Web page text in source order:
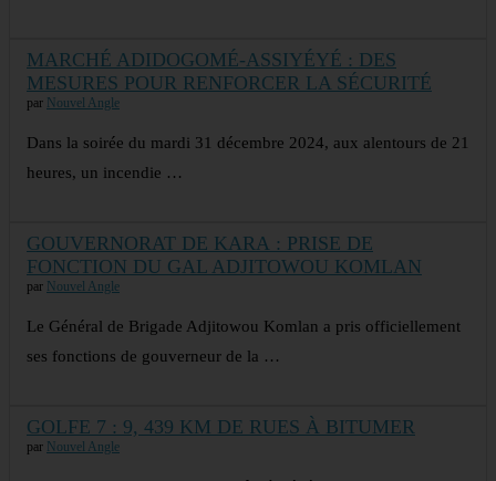
MARCHÉ ADIDOGOMÉ-ASSIYÉYÉ : DES
MESURES POUR RENFORCER LA SÉCURITÉ
par Nouvel Angle
Dans la soirée du mardi 31 décembre 2024, aux alentours de 21
heures, un incendie …
GOUVERNORAT DE KARA : PRISE DE
FONCTION DU GAL ADJITOWOU KOMLAN
par Nouvel Angle
Le Général de Brigade Adjitowou Komlan a pris officiellement
ses fonctions de gouverneur de la …
GOLFE 7 : 9, 439 KM DE RUES À BITUMER
par Nouvel Angle